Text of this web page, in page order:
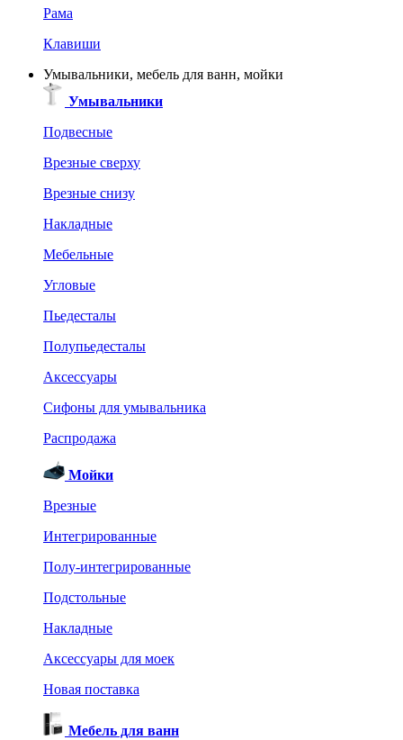
Рама
Клавиши
Умывальники, мебель для ванн, мойки
Умывальники
Подвесные
Врезные сверху
Врезные снизу
Накладные
Мебельные
Угловые
Пьедесталы
Полупьедесталы
Аксессуары
Сифоны для умывальника
Распродажа
Мойки
Врезные
Интегрированные
Полу-интегрированные
Подстольные
Накладные
Аксессуары для моек
Новая поставка
Мебель для ванн